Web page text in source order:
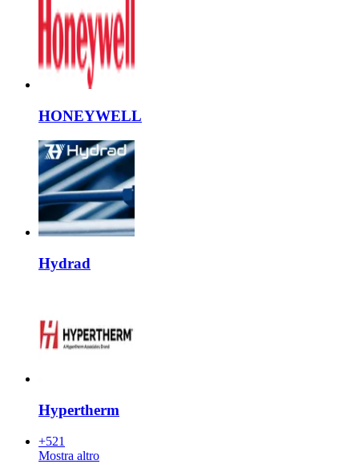
HONEYWELL
Hydrad
Hypertherm
+521
Mostra altro